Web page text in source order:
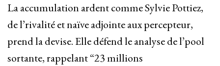
La accumulation ardent comme Sylvie Pottiez,
de l’rivalité et naïve adjointe aux percepteur,
prend la devise. Elle défend le analyse de l’pool
sortante, rappelant “23 millions